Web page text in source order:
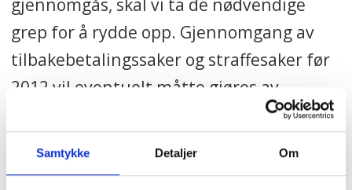
Samtykke Detaljer Om
grep for å rydde opp. Gjennomgang av
tilbakebetalingssaker og straffesaker før
2012 vil eventuelt måtte gjøres av
Riksadvokaten og Nav. Da vil vi også ta
rettshjelpsordningen, skriver Hauglie.